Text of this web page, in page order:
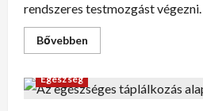
rendszeres testmozgást végezni.
Bővebben
Egészség